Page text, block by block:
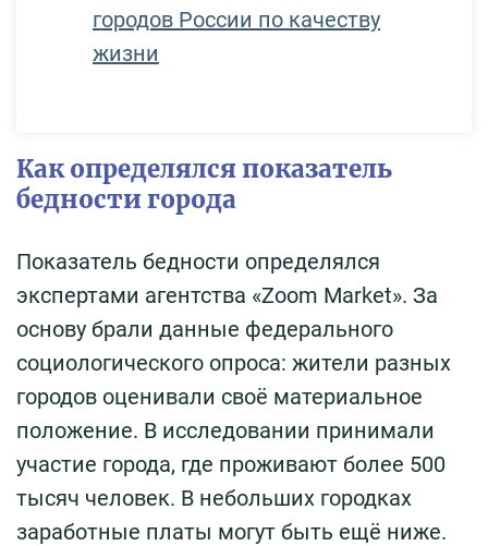
городов России по качеству
жизни
Как определялся показатель
бедности города
Показатель бедности определялся
экспертами агентства «Zoom Market». За
основу брали данные федерального
социологического опроса: жители разных
городов оценивали своё материальное
положение. В исследовании принимали
участие города, где проживают более 500
тысяч человек. В небольших городках
заработные платы могут быть ещё ниже.